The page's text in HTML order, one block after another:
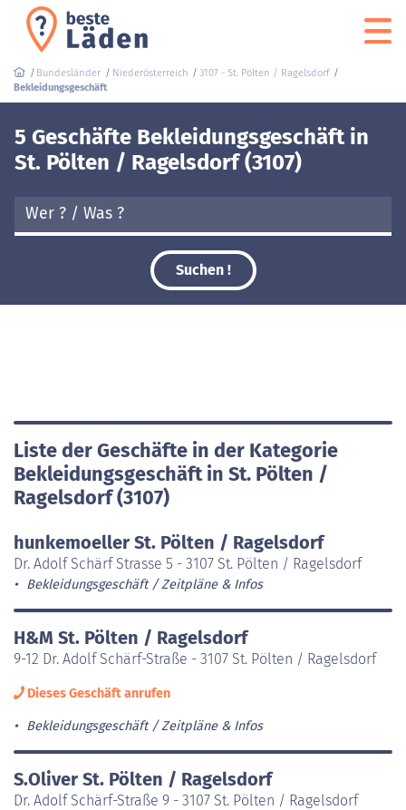
Bundesländer Niederösterreich
3107 - St. Pölten / Ragelsdorf
Bekleidungsgeschäft
5 Geschäfte Bekleidungsgeschäft in
St. Pölten / Ragelsdorf (3107)
Suchen !
Liste der Geschäfte in der Kategorie
Bekleidungsgeschäft in St. Pölten /
Ragelsdorf (3107)
hunkemoeller St. Pölten / Ragelsdorf
Dr. Adolf Schärf Strasse 5 - 3107 St. Pölten / Ragelsdorf
Bekleidungsgeschäft Zeitpläne & Infos
H&M St. Pölten / Ragelsdorf
9-12 Dr. Adolf Schärf-Straße - 3107 St. Pölten / Ragelsdorf
Dieses Geschäft anrufen
Bekleidungsgeschäft Zeitpläne & Infos
S.Oliver St. Pölten / Ragelsdorf
Dr. Adolf Schärf-Straße 9 - 3107 St. Pölten / Ragelsdorf